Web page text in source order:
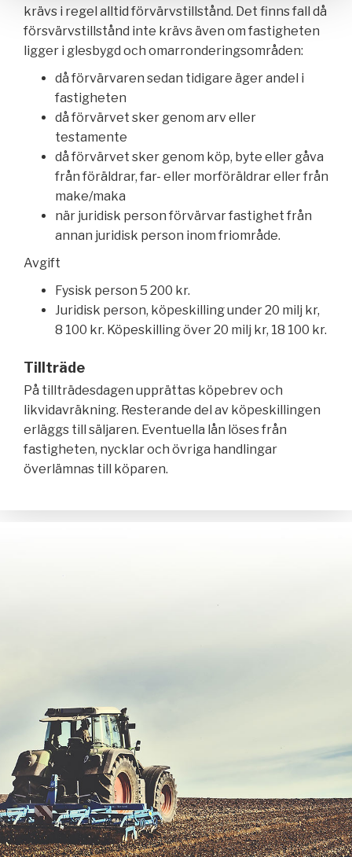
krävs i regel alltid förvärvstillstånd. Det finns fall då
försvärvstillstånd inte krävs även om fastigheten
ligger i glesbygd och omarronderingsområden:
då förvärvaren sedan tidigare äger andel i
fastigheten
då förvärvet sker genom arv eller
testamente
då förvärvet sker genom köp, byte eller gåva
från föräldrar, far- eller morföräldrar eller från
make/maka
när juridisk person förvärvar fastighet från
annan juridisk person inom friområde.
Avgift
Fysisk person 5 200 kr.
Juridisk person, köpeskilling under 20 milj kr,
8 100 kr. Köpeskilling över 20 milj kr, 18 100 kr.
Tillträde
På tillträdesdagen upprättas köpebrev och
likvidavräkning. Resterande del av köpeskillingen
erläggs till säljaren. Eventuella lån löses från
fastigheten, nycklar och övriga handlingar
överlämnas till köparen.